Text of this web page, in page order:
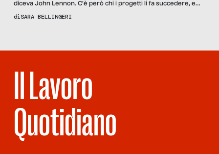
diceva John Lennon. C’è però chi i progetti li fa succedere, e
anche coincidere, con la passione della sua vita, tassello dopo
diSARA BELLINGERI
Il Lavoro
Quotidiano